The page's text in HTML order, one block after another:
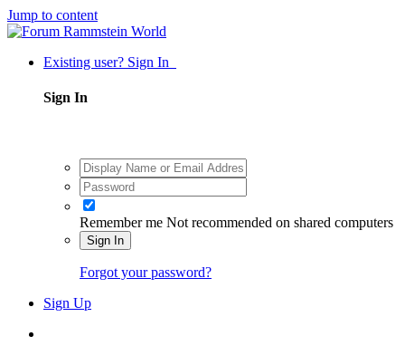
Jump to content
Existing user? Sign In
Sign In
Remember me Not recommended on shared computers
Sign In
Forgot your password?
Sign Up